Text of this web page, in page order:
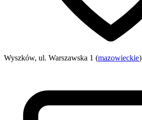
Wyszków, ul. Warszawska 1 (mazowieckie)